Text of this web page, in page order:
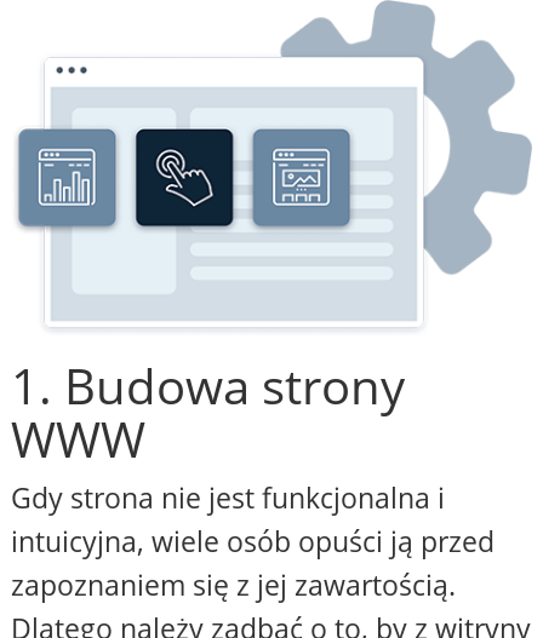
1. Budowa strony
WWW
Gdy strona nie jest funkcjonalna i
intuicyjna, wiele osób opuści ją przed
zapoznaniem się z jej zawartością.
Dlatego należy zadbać o to, by z witryny